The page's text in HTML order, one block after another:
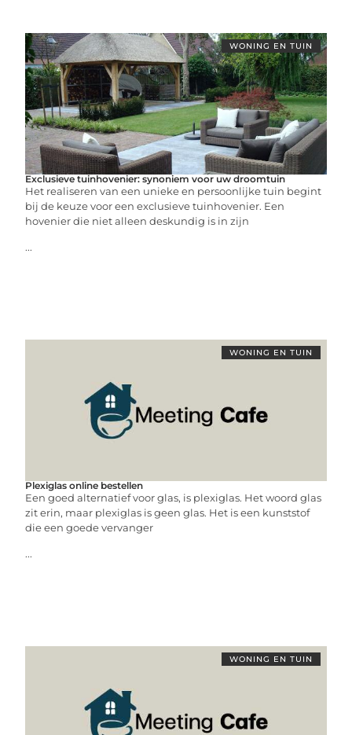
WONING EN TUIN
Exclusieve tuinhovenier: synoniem voor uw droomtuin
Het realiseren van een unieke en persoonlijke tuin begint
bij de keuze voor een exclusieve tuinhovenier. Een
hovenier die niet alleen deskundig is in zijn
...
WONING EN TUIN
Plexiglas online bestellen
Een goed alternatief voor glas, is plexiglas. Het woord glas
zit erin, maar plexiglas is geen glas. Het is een kunststof
die een goede vervanger
...
WONING EN TUIN